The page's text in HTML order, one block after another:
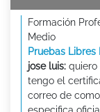
Formación
Medio
Pruebas Libres
jose luis: quiero
tengo el
correo de
especifica